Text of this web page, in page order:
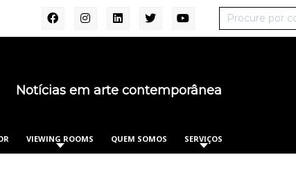
Notícias em arte contemporânea
VIEWING ROOMS QUEM SOMOS SERVIÇOS